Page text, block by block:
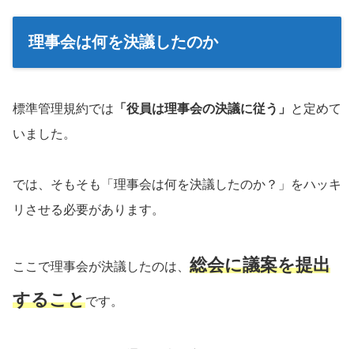
理事会は何を決議したのか
標準管理規約では 「役員は理事会の決議に従う」
と定めて
いました。
では、そもそも「理事会は何を決議したのか？」をハッキ
リさせる必要があります。
ここで理事会が決議したのは、 総会に議案を提出
することです。